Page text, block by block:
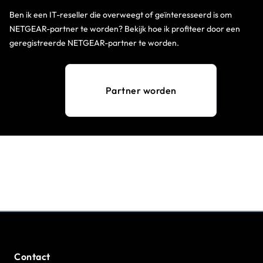
Ben ik een IT-reseller die overweegt of geïnteresseerd is om
NETGEAR-partner te worden? Bekijk hoe ik profiteer door een
geregistreerde NETGEAR-partner te worden.
Partner worden
Contact